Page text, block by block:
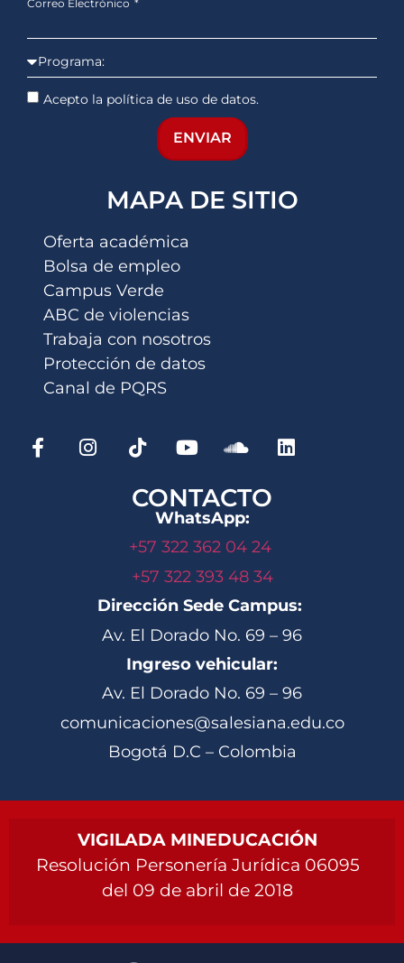
Correo Electrónico
Acepto la política de uso de datos.
ENVIAR
MAPA DE SITIO
Oferta académica
Bolsa de empleo
Campus Verde
ABC de violencias
Trabaja con nosotros
Protección de datos
Canal de PQRS
CONTACTO
WhatsApp:
+57 322 362 04 24
+57 322 393 48 34
Dirección Sede Campus:
Av. El Dorado No. 69 – 96
Ingreso vehicular:
Av. El Dorado No. 69 – 96
comunicaciones@salesiana.edu.co
Bogotá D.C – Colombia
VIGILADA MINEDUCACIÓN
Resolución Personería Jurídica 06095
del 09 de abril de 2018